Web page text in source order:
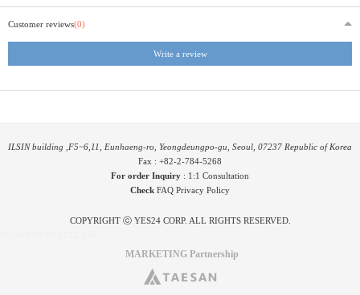
Customer reviews(0)
Write a review
ILSIN building ,F5~6,11, Eunhaeng-ro, Yeongdeungpo-gu, Seoul, 07237 Republic of Korea
Fax : +82-2-784-5268
For order Inquiry : 1:1 Consultation
Check FAQ Privacy Policy
COPYRIGHT ⓒ YES24 CORP. ALL RIGHTS RESERVED.
MARKETING Partnership